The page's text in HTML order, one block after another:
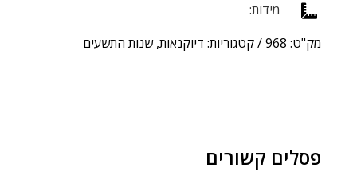

מידות:
מק"ט: 968 קטגוריות: דיוקנאות,שנות התשעים
פסלים קשורים